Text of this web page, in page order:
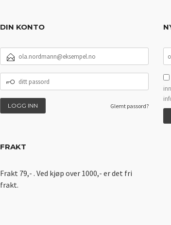
DIN KONTO
POSTADRESSE
PASSORD
Glemt passord?
FRAKT
Frakt 79,- . Ved kjøp over 1000,- er det fri
frakt.